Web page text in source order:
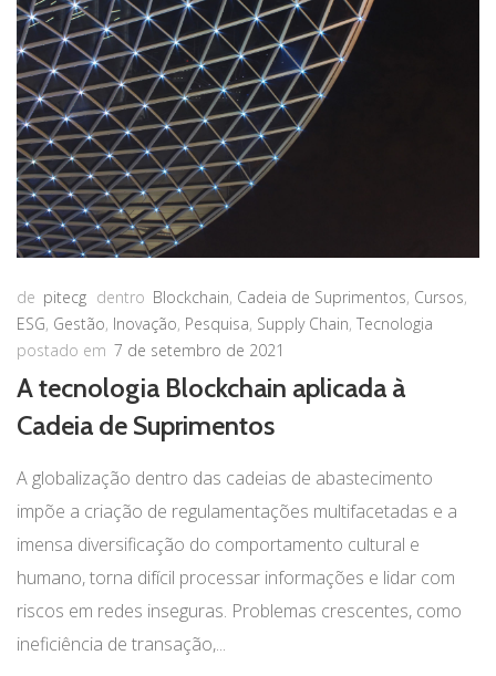
de pitecg dentro Blockchain, Cadeia de Suprimentos, Cursos,
ESG, Gestão, Inovação, Pesquisa, Supply Chain, Tecnologia
postado em 7 de setembro de 2021
A tecnologia Blockchain aplicada à
Cadeia de Suprimentos
A globalização dentro das cadeias de abastecimento
impõe a criação de regulamentações multifacetadas e a
imensa diversificação do comportamento cultural e
humano, torna difícil processar informações e lidar com
riscos em redes inseguras. Problemas crescentes, como
ineficiência de transação,...